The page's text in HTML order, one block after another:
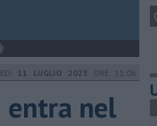
11 LUGLIO 2023 ORE 11:06
entra nel